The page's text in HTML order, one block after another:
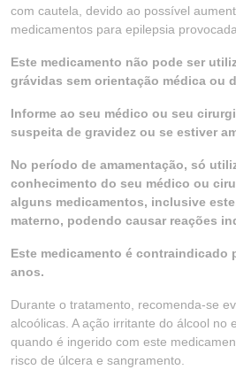
com cautela, devido ao possível
medicamentos para epilepsia
Este medicamento não pode ser
grávidas sem orientação médica ou
Informe ao seu médico ou seu
suspeita de gravidez ou se estiver
No período de amamentação, só
conhecimento do seu médico ou
alguns medicamentos, inclusive
materno, podendo causar reações
Este medicamento é contraindicado
anos.
Durante o tratamento, recomenda-se
alcoólicas. A ação irritante do álcool no
quando é ingerido com este
risco de úlcera e sangramento.